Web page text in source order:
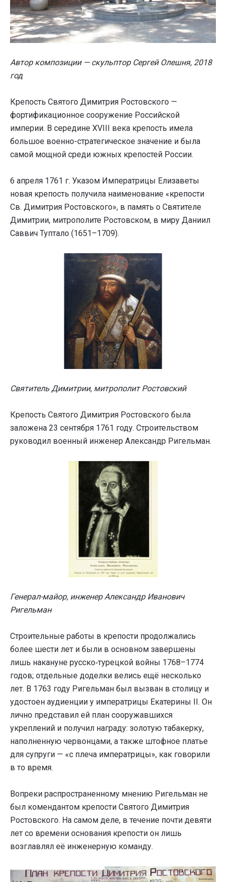
Автор композиции — скульптор Сергей Олешня, 2018
год
Крепость Святого Димитрия Ростовского —
фортификационное сооружение Российской
империи. В середине XVIII века крепость имела
большое военно-стратегическое значение и была
самой мощной среди южных крепостей России.
6 апреля 1761 г. Указом Императрицы Елизаветы
новая крепость получила наименование «крепости
Св. Димитрия Ростовского», в память о Святителе
Димитрии, митрополите Ростовском, в миру Даниил
Саввич Туптало (1651–1709).
Святитель Димитрии, митрополит Ростовский
Крепость Святого Димитрия Ростовского была
заложена 23 сентября 1761 году. Строительством
руководил военный инженер Александр Ригельман.
Генерал-майор, инженер Александр Иванович
Ригельман
Строительные работы в крепости продолжались
более шести лет и были в основном завершены
лишь накануне русско‑турецкой войны 1768–1774
годов; отдельные доделки велись ещё несколько
лет. В 1763 году Ригельман был вызван в столицу и
удостоен аудиенции у императрицы Екатерины II. Он
лично представил ей план сооружавшихся
укреплений и получил награду: золотую табакерку,
наполненную червонцами, а также штофное платье
для супруги — «с плеча императрицы», как говорили
в то время.
Вопреки распространенному мнению Ригельман не
был комендантом крепости Святого Димитрия
Ростовского. На самом деле, в течение почти девяти
лет со времени основания крепости он лишь
возглавлял её инженерную команду.